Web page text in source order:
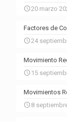
20 marzo
Factores de
24
Movimiento
15
Movimientos
8